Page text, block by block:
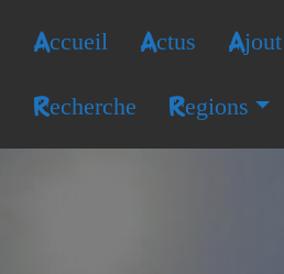
Accueil Actus
Recherche Regions